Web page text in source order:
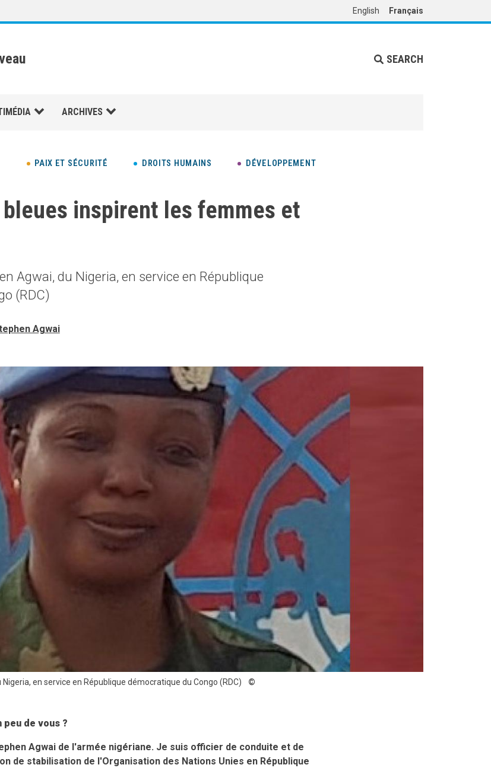
English Français
SEARCH
ARCHIVES
PAIX ET SÉCURITÉ DROITS HUMAINS DÉVELOPPEMENT
bleues inspirent les femmes et
Agwai, du Nigeria, en service en République
(RDC)
Agwai
en service en République démocratique du Congo (RDC)
peu de vous ?
Agwai de l'armée nigériane. Je suis officier de conduite et de
de stabilisation de l'Organisation des Nations Unies en République